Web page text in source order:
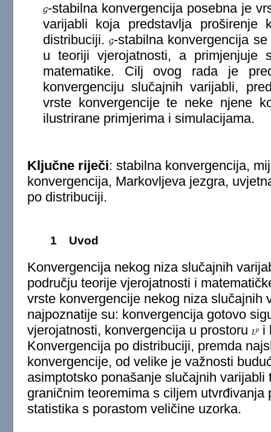
G-stabilna konvergencija posebna je
varijabli koja predstavlja proširenje
distribuciji.
G-stabilna konvergencija
u teoriji vjerojatnosti, a primjenjuje
matematike. Cilj ovog rada je
konvergenciju slučajnih varijabli,
vrste konvergencije te neke njene
ilustrirane primjerima i simulacijama.
Ključne riječi: stabilna konvergencija,
konvergencija, Markovljeva jezgra,
po distribuciji.
1 Uvod
Konvergencija nekog niza slučajnih
području teorije vjerojatnosti i
vrste konvergencije nekog niza slučajnih
najpoznatije su: konvergencija gotovo
vjerojatnosti, konvergencija u prostoru Lp
i
Konvergencija po distribuciji, premda
konvergencije, od velike je važnosti
asimptotsko ponašanje slučajnih
graničnim teoremima s ciljem utvrđivanja
statistika s porastom veličine uzorka.